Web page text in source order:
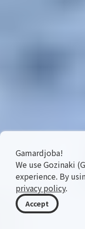
Gamardjoba!
We use Gozinaki
experience. By
privacy policy.
Accept